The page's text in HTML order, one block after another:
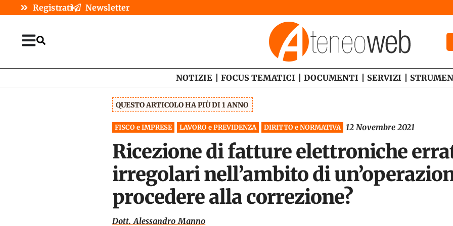
Registrati Newsletter
NOTIZIE FOCUS TEMATICI DOCUMENTI SERVIZI
QUESTO ARTICOLO HA PIÙ DI 1 ANNO
FISCO e IMPRESE LAVORO e PREVIDENZA DIRITTO e NORMATIVA 12 Novembre 2021
Ricezione di fatture elettroniche
irregolari nell’ambito di
procedere alla correzione?
Dott. Alessandro Manno